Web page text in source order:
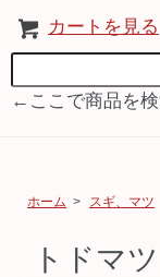
カートを見る
←ここで商品を検
ホーム > スギ、マツ
トドマツ